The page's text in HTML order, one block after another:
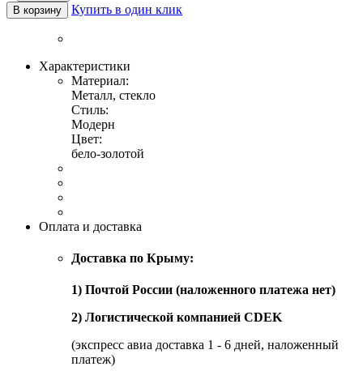
В корзину Купить в один клик
Характеристики
Материал:
Металл, стекло
Стиль:
Модерн
Цвет:
бело-золотой
Оплата и доставка
Доставка по Крыму:
1) Почтой России (наложенного платежа нет)
2) Логистической компанией CDEK
(экспресс авиа доставка 1 - 6 дней, наложенный
платеж)